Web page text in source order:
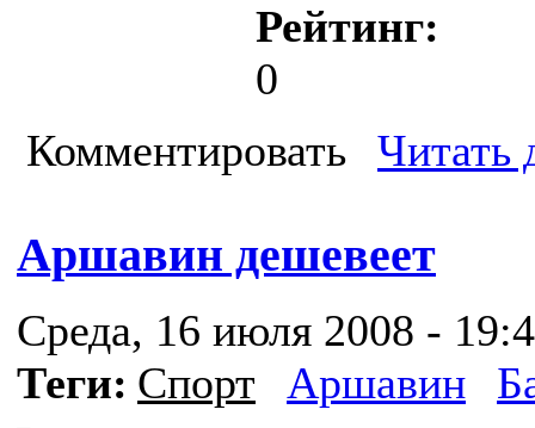
Рейтинг:
0
Комментировать
Читать
Аршавин дешевеет
Среда, 16 июля 2008 -
Теги: Спорт Аршавин